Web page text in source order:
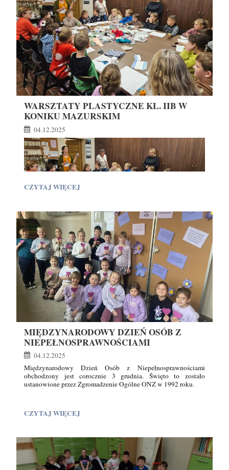
MAZURSKIM:
WARSZTATY PLASTYCZNE KL. IIB W
KONIKU MAZURSKIM
04.12.2025
WARSZTATY
IIB
W
KONIKU
MAZURSKIM:
CZYTAJ WIĘCEJ
MIĘDZYNARODOWY DZIEŃ OSÓB Z
NIEPEŁNOSPRAWNOŚCIAMI
04.12.2025
Międzynarodowy Dzień Osób z Niepełnosprawnościami
obchodzony jest corocznie 3 grudnia. Święto to zostało
ustanowione przez Zgromadzenie Ogólne ONZ w 1992 roku.
osób z niepełnosprawnościami we wszystkich sferach życia
społecznego, politycznego, gospodarczego i kulturalnego,
MIĘDZYNARODOWY
Z
NIEPEŁNOSPRAWNOŚCIAMI:
CZYTAJ WIĘCEJ